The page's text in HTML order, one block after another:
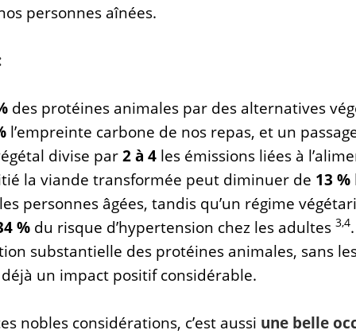
personnes aînées.
des protéines animales par des alternatives
l’empreinte carbone de nos repas, et un
divise par2 à 4 les émissions liées à
la viande transformée peut diminuer de 13 %
personnes âgées, tandis qu’un régime
% du risque d’hypertension chez les adultes 3,4.
substantielle des protéines animales, sans
un impact positif considérable.
nobles considérations, c’est aussi une belle